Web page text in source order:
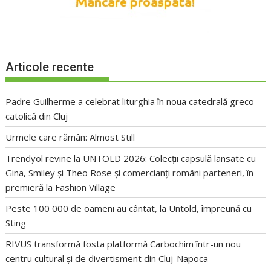
Articole recente
Padre Guilherme a celebrat liturghia în noua catedrală greco-
catolică din Cluj
Urmele care rămân: Almost Still
Trendyol revine la UNTOLD 2026: Colecții capsulă lansate cu
Gina, Smiley și Theo Rose și comercianți români parteneri, în
premieră la Fashion Village
Peste 100 000 de oameni au cântat, la Untold, împreună cu
Sting
RIVUS transformă fosta platformă Carbochim într-un nou
centru cultural și de divertisment din Cluj-Napoca